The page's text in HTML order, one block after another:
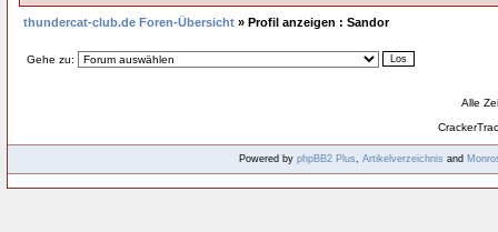
thundercat-club.de Foren-Übersicht » Profil anzeigen : Sandor
Gehe zu:
Alle
Powered by phpBB2 Plus, Artikelverzeichnis and